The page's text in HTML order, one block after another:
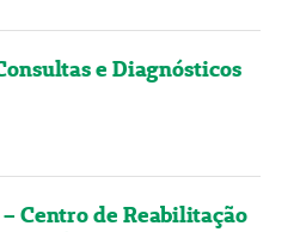
e Diagnósticos
Centro de Reabilitação